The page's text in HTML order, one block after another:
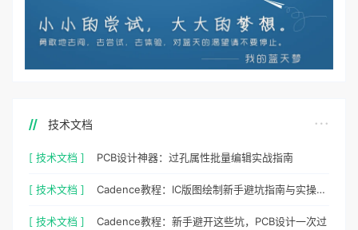
技术文档
[ 技术文档 ] PCB设计神器：过孔属性批量编辑实战指南
[ 技术文档 ] Cadence教程：IC版图绘制新手避坑指南与实操细节
[ 技术文档 ] Cadence教程：新手避开这些坑，PCB设计一次过